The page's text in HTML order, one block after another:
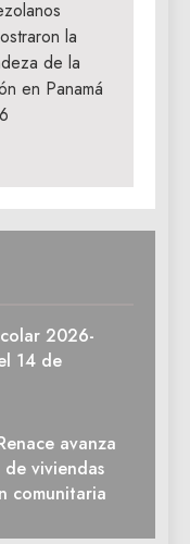
la
de la
en Panamá
2026-
14 de
avanza
viviendas
comunitaria